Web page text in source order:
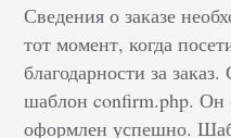
Сведения о заказе
тот момент, когда
благодарности за
шаблон confirm.php. Он
оформлен успешно.